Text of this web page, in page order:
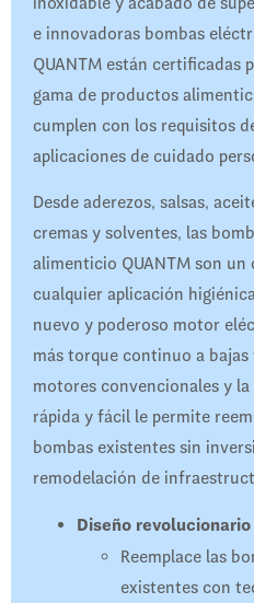
e innovadoras bombas
QUANTM están certificadas
gama de productos
cumplen con los requisitos
aplicaciones de cuidado
Desde aderezos, salsas,
cremas y solventes, las
alimenticio QUANTM son un
cualquier aplicación
nuevo y poderoso motor
más torque continuo a
motores convencionales y
rápida y fácil le permite
bombas existentes sin
remodelación de
Diseño revolucionario
Reemplace las
existentes con